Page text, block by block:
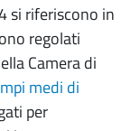
si riferiscono in
regolati
Camera di
medi di
per